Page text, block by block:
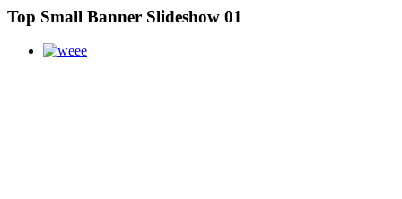
Top Small Banner Slideshow 01